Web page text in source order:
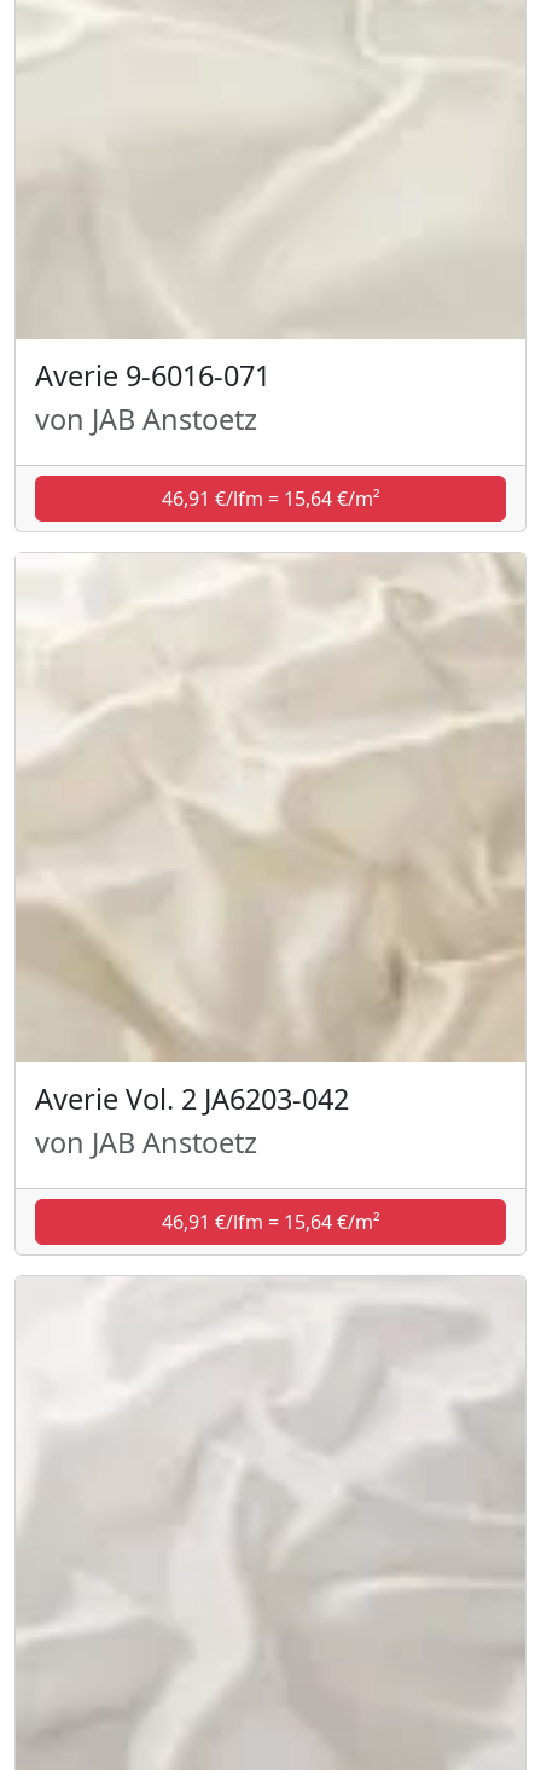
Averie 9-6016-071
von JAB Anstoetz
46,91 €/lfm = 15,64 €/m²
Averie Vol. 2 JA6203-042
von JAB Anstoetz
46,91 €/lfm = 15,64 €/m²